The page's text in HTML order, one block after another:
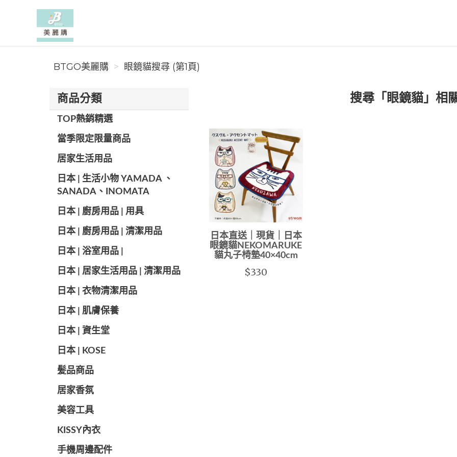
BTGO美麗購
BTGO美麗購 眼鏡貓搜尋 (第1頁)
商品分類
TOP熱銷精選
當季限定限量商品
居家生活用品
日本 | 生活小物 YAMADA 、
SANADA、INOMATA
日本 | 廚房用品 | 用具
日本 | 廚房用品 | 清潔用品
日本 | 浴室用品 |
日本 | 居家生活用品 | 清潔用品
日本 | 衣物清潔用品
日本 | 肌膚保養
日本 | 資生堂
日本 | KOSE
髪品商品
居家香氛
美容工具
KISSY內衣
手機周邊配件
搜尋「眼鏡貓」相
日本直送｜現貨｜日本
眼鏡貓NEKOMARUKE
貓丸子椅墊40×40cm
$330